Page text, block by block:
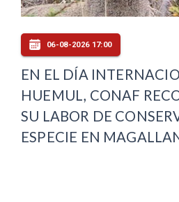
06-08-2026 17:00
EN EL DÍA
HUEMUL, CONAF
SU LABOR DE
ESPECIE EN